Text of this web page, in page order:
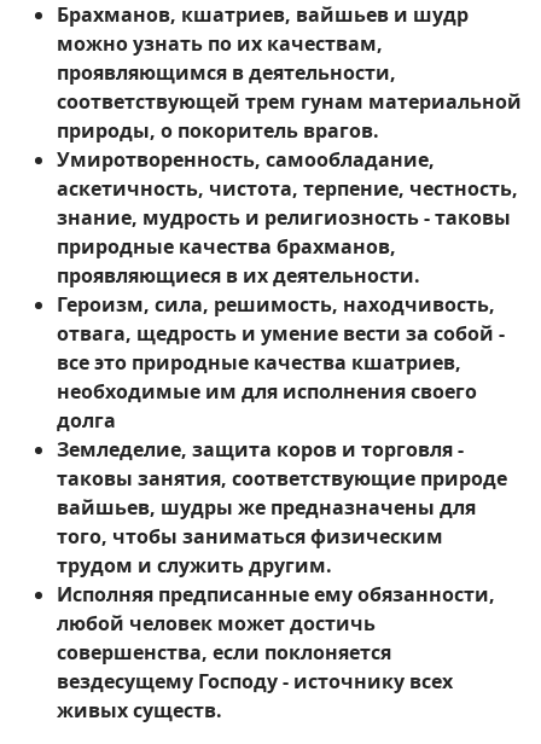
Брахманов, кшатриев, вайшьев и шудр
можно узнать по их качествам,
проявляющимся в деятельности,
соответствующей трем гунам материальной
природы, о покоритель врагов.
Умиротворенность, самообладание,
аскетичность, чистота, терпение, честность,
знание, мудрость и религиозность - таковы
природные качества брахманов,
проявляющиеся в их деятельности.
Героизм, сила, решимость, находчивость,
отвага, щедрость и умение вести за собой -
все это природные качества кшатриев,
необходимые им для исполнения своего
долга
Земледелие, защита коров и торговля -
таковы занятия, соответствующие природе
вайшьев, шудры же предназначены для
того, чтобы заниматься физическим
трудом и служить другим.
Исполняя предписанные ему обязанности,
любой человек может достичь
совершенства, если поклоняется
вездесущему Господу - источнику всех
живых существ.